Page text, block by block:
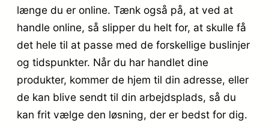
længe du er online. Tænk også på, at ved at
handle online, så slipper du helt for, at skulle få
det hele til at passe med de forskellige buslinjer
og tidspunkter. Når du har handlet dine
produkter, kommer de hjem til din adresse, eller
de kan blive sendt til din arbejdsplads, så du
kan frit vælge den løsning, der er bedst for dig.